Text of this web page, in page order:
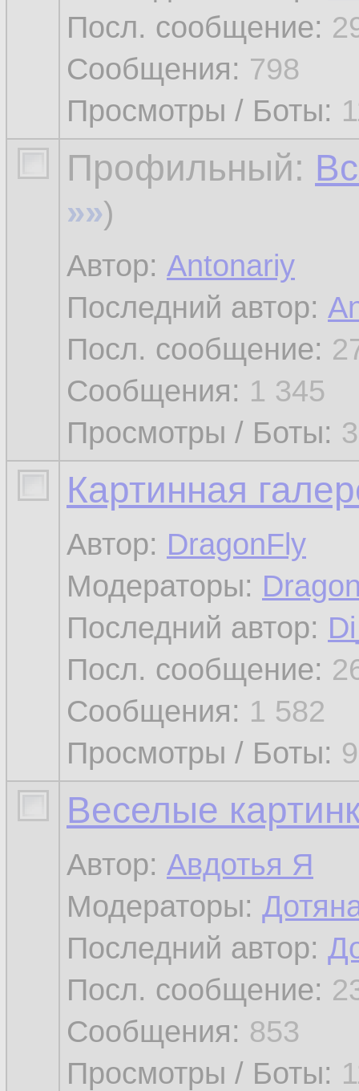
Посл. сообщение:
Сообщения: 798
Просмотры / Боты:
Профильный:
»»)
Автор: Antonariy
Последний автор:
Посл. сообщение:
Сообщения: 1 345
Просмотры / Боты:
Картинная
Автор: DragonFly
Модераторы:
Последний автор:
Посл. сообщение:
Сообщения: 1 582
Просмотры / Боты:
Веселые
Автор: Авдотья Я
Модераторы:
Последний автор:
Посл. сообщение:
Сообщения: 853
Просмотры / Боты: